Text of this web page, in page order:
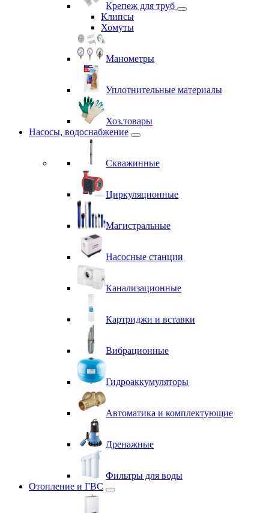
Крепеж для труб
Клипсы
Хомуты
Манометры
Уплотнительные материалы
Хоз.товары
Насосы, водоснабжение
Скважинные
Циркуляционные
Магистральные
Насосные станции
Канализационные
Картриджи и вставки
Вибрационные
Гидроаккумуляторы
Автоматика и комплектующие
Дренажные
Фильтры для воды
Отопление и ГВС